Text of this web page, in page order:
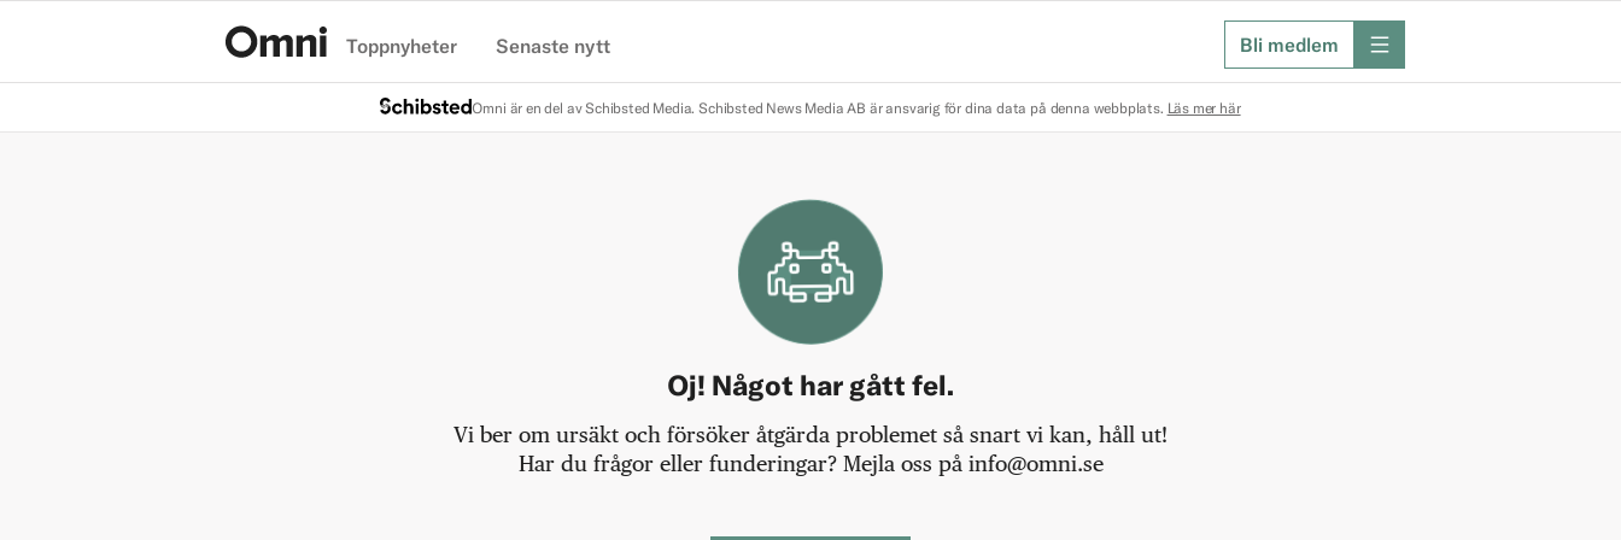
Toppnyheter Senaste nytt Bli medlem meny
Omni är en del av Schibsted Media. Schibsted News Media AB är ansvarig för dina data på denna webbplats. Läs mer här
Oj! Något har gått fel.
Vi ber om ursäkt och försöker åtgärda problemet så snart vi kan, håll ut!
Har du frågor eller funderingar? Mejla oss på info@omni.se